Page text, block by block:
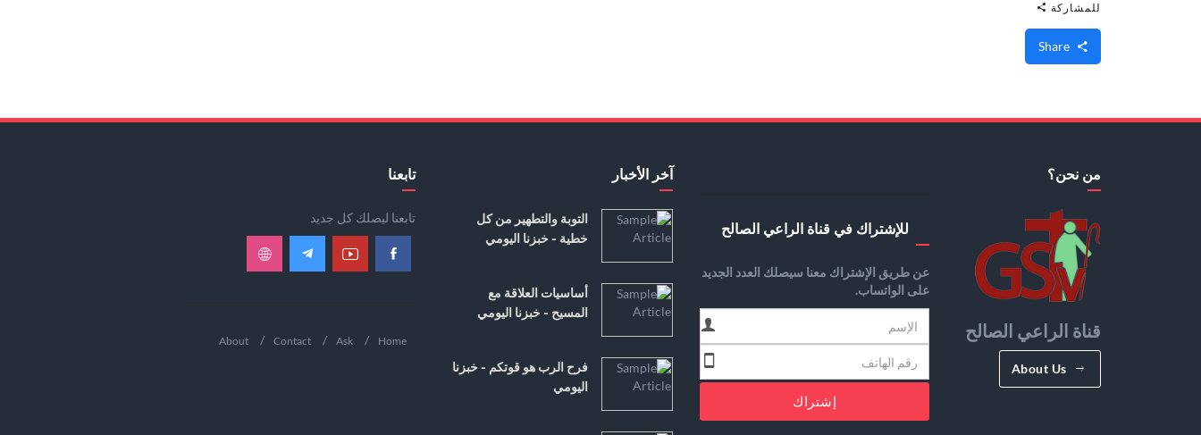
للمشاركة
من نحن؟
قناة الراعي الصالح
About Us
للإشتراك في قناة الراعي الصالح
عن طريق الإشتراك معنا سيصلك العدد الجديد
على الواتساب.
إشتراك
آخر الأخبار
التوبة والتطهير من كل
خطية - خبزنا اليومي
أساسيات العلاقة مع
المسيح - خبزنا اليومي
فرح الرب هو قوتكم - خبزنا
اليومي
تابعنا
تابعنا ليصلك كل جديد
Home
Ask
Contact
About